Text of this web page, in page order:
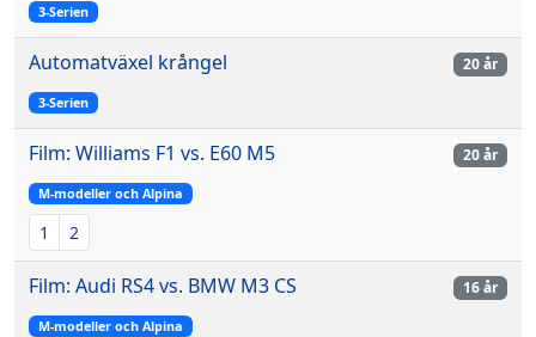
3-Serien
Automatväxel krångel
3-Serien
20 år
Film: Williams F1 vs. E60 M5
M-modeller och Alpina
1 2
20 år
Film: Audi RS4 vs. BMW M3 CS
M-modeller och Alpina
16 år